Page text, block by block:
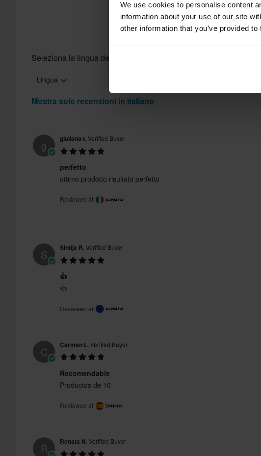
We use cookies to personalise content
information about your use of our site
other information that you’ve provided
Hai il diritto di restituire il tuo ordine entro 60 giorni. Si applicano delle
diritto di reso non si applica ai prodotti personalizzati o realizzati su40
Seleziona la lingua delle recensioni
Lingua
Mostra solo recensioni in italiano
g giuliano t.Verified Buyer
perfetto
ottimo prodotto risultato perfetto
Reviewed at
S Sintija R.Verified Buyer
👍
👍
Reviewed at
C Carmen L.Verified Buyer
Recomendable
Productos de 10
Reviewed at
R Renata N.Verified Buyer